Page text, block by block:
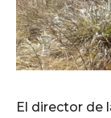
El director de